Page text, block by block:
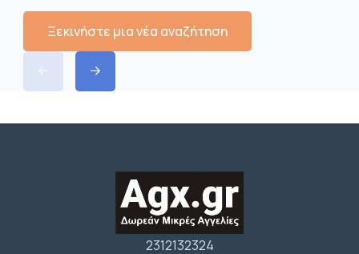
Ξεκινήστε μια νέα αναζήτηση
2312132324